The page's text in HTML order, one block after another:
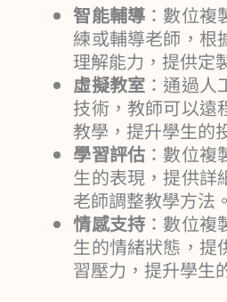
智能輔導 ：數位
練或輔導老師，根
理解能力，提供定
虛擬教室 ：通過
技術，教師可以遠
教學，提升學生的
學習評估 ：數位
生的表現，提供詳
老師調整教學方法。
情感支持 ：數位
生的情緒狀態，提
習壓力，提升學生